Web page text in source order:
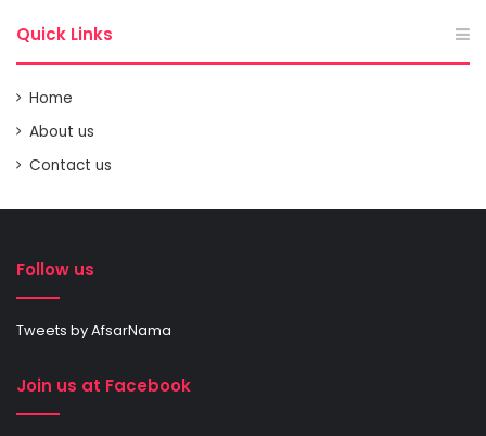
Quick Links
Home
About us
Contact us
Follow us
Tweets by AfsarNama
Join us at Facebook